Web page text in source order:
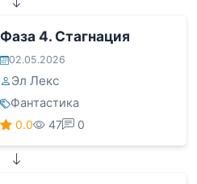
Фаза 4. Стагнация
02.05.2026
Эл Лекс
Фантастика
0.0 47 0